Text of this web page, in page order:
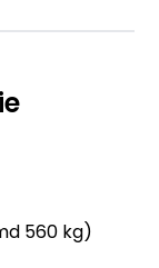
560 kg)